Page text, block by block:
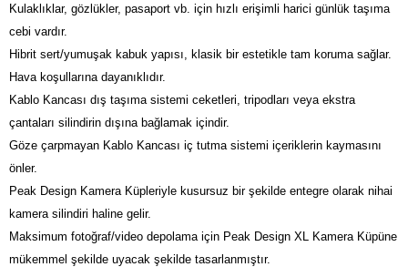
Kulaklıklar, gözlükler, pasaport vb. için hızlı erişimli harici günlük taşıma
cebi vardır.
Hibrit sert/yumuşak kabuk yapısı, klasik bir estetikle tam koruma sağlar.
Hava koşullarına dayanıklıdır.
Kablo Kancası dış taşıma sistemi ceketleri, tripodları veya ekstra
çantaları silindirin dışına bağlamak içindir.
Göze çarpmayan Kablo Kancası iç tutma sistemi içeriklerin kaymasını
önler.
Peak Design Kamera Küpleriyle kusursuz bir şekilde entegre olarak nihai
kamera silindiri haline gelir.
Maksimum fotoğraf/video depolama için Peak Design XL Kamera Küpüne
mükemmel şekilde uyacak şekilde tasarlanmıştır.